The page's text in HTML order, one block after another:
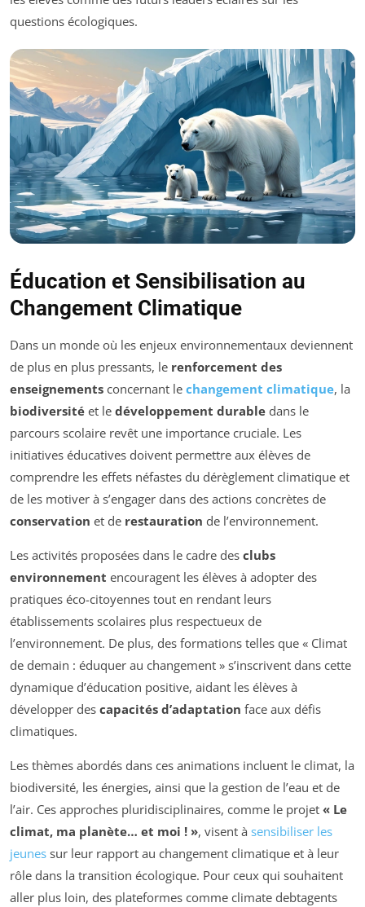
questions écologiques.
Éducation et Sensibilisation au
Changement Climatique
Dans un monde où les enjeux environnementaux deviennent
de plus en plus pressants, le renforcement des
enseignements concernant le changement climatique, la
biodiversité et le développement durable dans le
parcours scolaire revêt une importance cruciale. Les
initiatives éducatives doivent permettre aux élèves de
comprendre les effets néfastes du dérèglement climatique et
de les motiver à s’engager dans des actions concrètes de
conservation et de restauration de l’environnement.
Les activités proposées dans le cadre des clubs
environnement encouragent les élèves à adopter des
pratiques éco-citoyennes tout en rendant leurs
établissements scolaires plus respectueux de
l’environnement. De plus, des formations telles que « Climat
de demain : éduquer au changement » s’inscrivent dans cette
dynamique d’éducation positive, aidant les élèves à
développer des capacités d’adaptation face aux défis
climatiques.
Les thèmes abordés dans ces animations incluent le climat, la
biodiversité, les énergies, ainsi que la gestion de l’eau et de
l’air. Ces approches pluridisciplinaires, comme le projet « Le
climat, ma planète… et moi ! », visent à sensibiliser les
jeunes sur leur rapport au changement climatique et à leur
rôle dans la transition écologique. Pour ceux qui souhaitent
aller plus loin, des plateformes comme climate debtagents